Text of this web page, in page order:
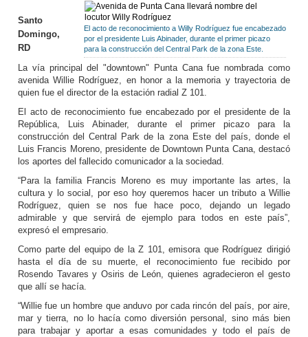
El acto de reconocimiento a Willy Rodríguez fue encabezado
por el presidente Luis Abinader, durante el primer picazo
para la construcción del Central Park de la zona Este.
Santo
Domingo,
RD
La vía principal del "downtown" Punta Cana fue nombrada como
avenida Willie Rodríguez, en honor a la memoria y trayectoria de
quien fue el director de la estación radial Z 101.
El acto de reconocimiento fue encabezado por el presidente de la
República, Luis Abinader, durante el primer picazo para la
construcción del Central Park de la zona Este del país, donde el
Luis Francis Moreno, presidente de Downtown Punta Cana, destacó
los aportes del fallecido comunicador a la sociedad.
“Para la familia Francis Moreno es muy importante las artes, la
cultura y lo social, por eso hoy queremos hacer un tributo a Willie
Rodríguez, quien se nos fue hace poco, dejando un legado
admirable y que servirá de ejemplo para todos en este país”,
expresó el empresario.
Como parte del equipo de la Z 101, emisora que Rodríguez dirigió
hasta el día de su muerte, el reconocimiento fue recibido por
Rosendo Tavares y Osiris de León, quienes agradecieron el gesto
que allí se hacía.
“Willie fue un hombre que anduvo por cada rincón del país, por aire,
mar y tierra, no lo hacía como diversión personal, sino más bien
para trabajar y aportar a esas comunidades y todo el país de